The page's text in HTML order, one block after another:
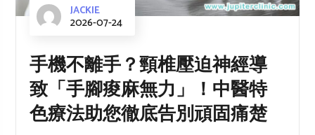
JACKIE
2026-07-24
手機不離手？頸椎壓迫神經導
致「手腳痠麻無力」！中醫特
色療法助您徹底告別頑固痛楚